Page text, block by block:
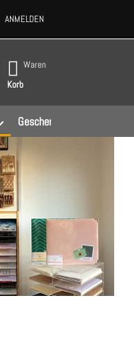
ANMELDEN
Drücken Sie die
Waren
Korb
Geschenke